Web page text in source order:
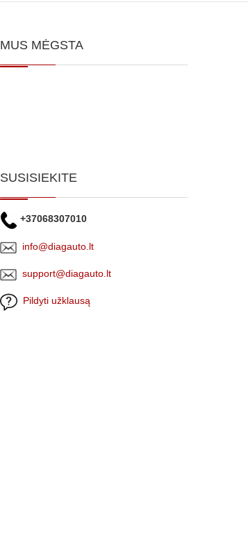
MUS MĖGSTA
SUSISIEKITE
+37068307010
info@diagauto.lt
support@diagauto.lt
Pildyti užklausą